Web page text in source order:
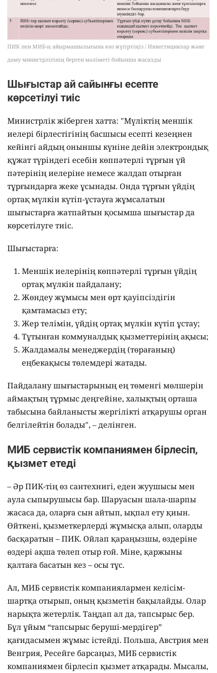
ПИК пен МИБ-ң айырмашылығына көз жүгіртіңіз / Инвестициялар және
даму министрлігінің берген мәліметі бойынша жасалды
Шығыстар ай сайынғы есепте
көрсетілуі тиіс
Министрлік жіберген хатта: "Мүліктің меншік
иелері бірлестігінің басшысы есепті кезеңнен
кейінгі айдың оныншы күніне дейін электрондық
құжат түріндегі есебін көппәтерлі тұрғын үй
пәтерінің иелеріне немесе жалдап отырған
тұрғындарға жеке ұсынады. Онда тұрғын үйдің
ортақ мүлкін күтіп-ұстауға жұмсалатын
шығыстарға жатпайтын қосымша шығыстар да
көрсетілуге тиіс.
Шығыстарға:
Меншік иелерінің көппәтерлі тұрғын үйдің
ортақ мүлкін пайдалану;
Жөндеу жұмысы мен өрт қауіпсіздігін
қамтамасыз ету;
Жер телімін, үйдің ортақ мүлкін күтіп ұстау;
Тұтынған коммуналдық қызметтерінің ақысы;
Жалдамалы менеджердің (төрағаның)
еңбекақысы төлемдері жатады.
Пайдалану шығыстарының ең төменгі мөлшерін
аймақтың тұрмыс деңгейіне, халықтың орташа
табысына байланысты жергілікті атқарушы орган
белгілейтін болады", – делінген.
МИБ сервистік компаниямен бірлесіп,
қызмет етеді
– Әр ПИК-тің өз сантехнигі, еден жуушысы мен
аула сыпырушысы бар. Шаруасын шала-шарпы
жасаса да, оларға сын айтып, ықпал ету қиын.
Өйткені, қызметкерлерді жұмысқа алып, оларды
басқаратын – ПИК. Ойлап қараңызшы, өздеріне
өздері ақша төлеп отыр ғой. Міне, қаржыны
қалтаға басатын кез – осы тұс.
Ал, МИБ сервистік компаниялармен келісім-
шартқа отырып, оның қызметін бақылайды. Олар
нарықта жетерлік. Таңдап ал да, тапсырыс бер.
Бұл ұйым “тапсырыс беруші-мердігер”
қағидасымен жұмыс істейді. Польша, Австрия мен
Венгрия, Ресейге барсаңыз, МИБ сервистік
компаниямен бірлесіп қызмет атқарады. Мысалы,